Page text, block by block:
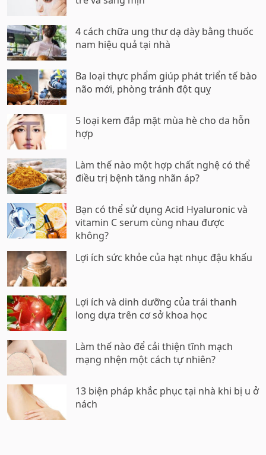
4 cách chữa ung thư dạ dày bằng thuốc
nam hiệu quả tại nhà
Ba loại thực phẩm giúp phát triển tế bào
não mới, phòng tránh đột quỵ
5 loại kem đắp mặt mùa hè cho da hỗn
hợp
Làm thế nào một hợp chất nghệ có thể
điều trị bệnh tăng nhãn áp?
Bạn có thể sử dụng Acid Hyaluronic và
vitamin C serum cùng nhau được
không?
Lợi ích sức khỏe của hạt nhục đậu khấu
Lợi ích và dinh dưỡng của trái thanh
long dựa trên cơ sở khoa học
Làm thế nào để cải thiện tĩnh mạch
mạng nhện một cách tự nhiên?
13 biện pháp khắc phục tại nhà khi bị u ở
nách